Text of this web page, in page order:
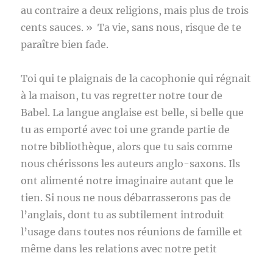
au contraire a deux religions, mais plus de trois
cents sauces. » Ta vie, sans nous, risque de te
paraître bien fade.
Toi qui te plaignais de la cacophonie qui régnait
à la maison, tu vas regretter notre tour de
Babel. La langue anglaise est belle, si belle que
tu as emporté avec toi une grande partie de
notre bibliothèque, alors que tu sais comme
nous chérissons les auteurs anglo-saxons. Ils
ont alimenté notre imaginaire autant que le
tien. Si nous ne nous débarrasserons pas de
l’anglais, dont tu as subtilement introduit
l’usage dans toutes nos réunions de famille et
même dans les relations avec notre petit